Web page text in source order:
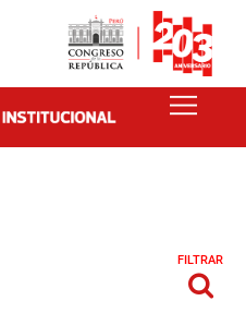
FILTRAR